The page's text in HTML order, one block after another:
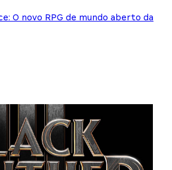
O novo RPG de mundo aberto da